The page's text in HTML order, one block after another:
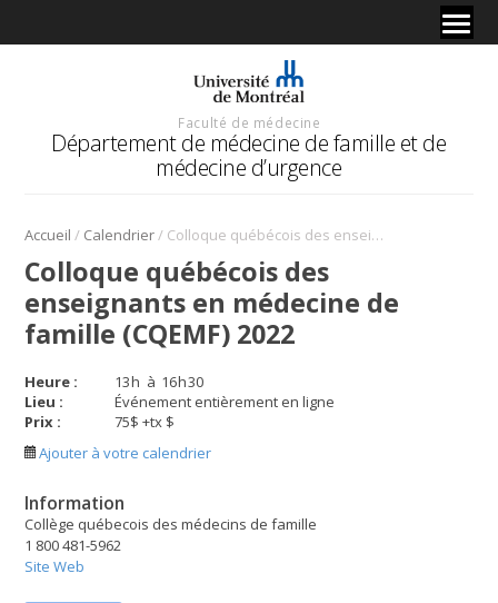
Faculté de médecine
Département de médecine de famille et de
médecine d’urgence
Accueil / Calendrier/ Colloque québécois des enseignants en médecine de famille (CQEMF) 2022
Colloque québécois des
enseignants en médecine de
famille (CQEMF) 2022
Heure : 13h à 16h30
Lieu :
Événement entièrement en ligne
Prix :
75$ +tx $
Ajouter à votre calendrier
Information
Collège québecois des médecins de famille
1 800 481-5962
Site Web